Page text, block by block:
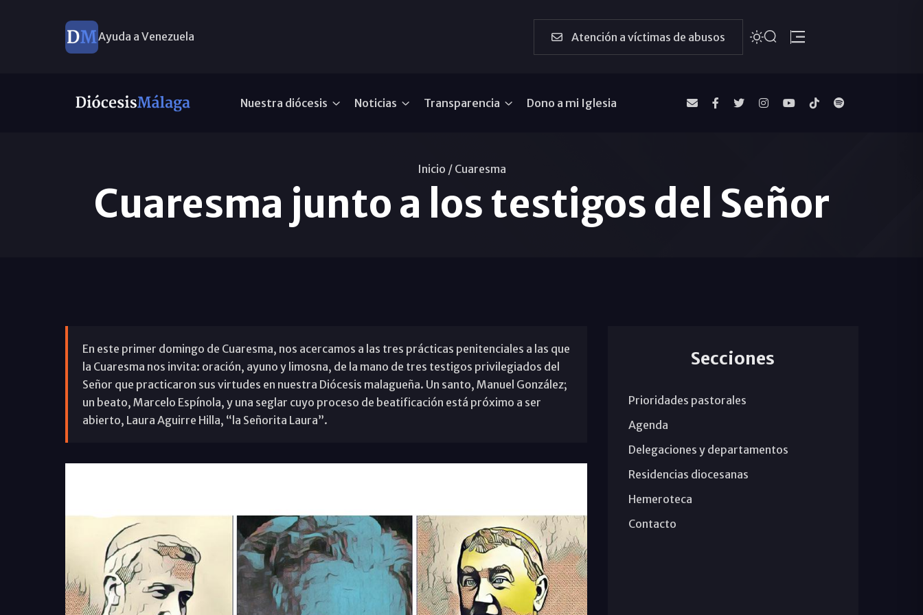
Ayuda a Venezuela Atención a víctimas de abusos
Nuestra diócesis Noticias Transparencia Dono a mi Iglesia
Inicio / Cuaresma
Cuaresma junto a los testigos del Señor
En este primer domingo de Cuaresma, nos acercamos a las tres prácticas penitenciales a las que
la Cuaresma nos invita: oración, ayuno y limosna, de la mano de tres testigos privilegiados del
Señor que practicaron sus virtudes en nuestra Diócesis malagueña. Un santo, Manuel González;
un beato, Marcelo Espínola, y una seglar cuyo proceso de beatificación está próximo a ser
abierto, Laura Aguirre Hilla, “la Señorita Laura”.
Secciones
Prioridades pastorales
Agenda
Delegaciones y departamentos
Residencias diocesanas
Hemeroteca
Contacto